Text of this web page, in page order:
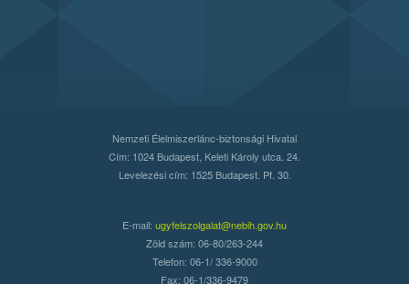
Nemzeti Élelmiszerlánc-biztonsági Hivatal
Cím: 1024 Budapest, Keleti Károly utca. 24.
Levelezési cím: 1525 Budapest. Pf. 30.
E-mail: ugyfelszolgalat@nebih.gov.hu
Zöld szám: 06-80/263-244
Telefon: 06-1/ 336-9000
Fax: 06-1/336-9479